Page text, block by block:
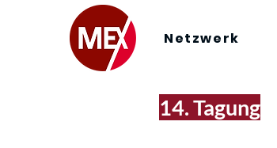
Netzwerk
14. Tagung